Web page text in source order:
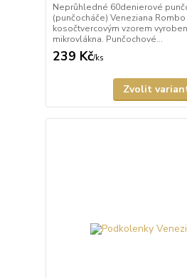
Neprůhledné 60denierové
(punčocháče) Veneziana
kosočtvercovým vzorem
mikrovlákna. Punčochové...
239 Kč/ks
Zvolit